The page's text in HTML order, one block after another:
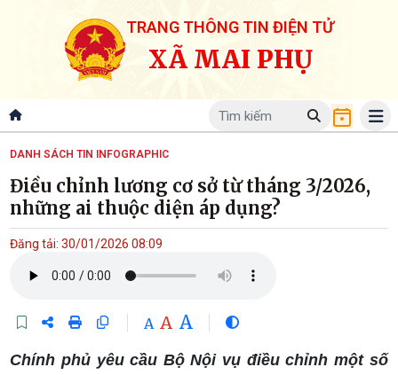
TRANG THÔNG TIN ĐIỆN TỬ
XÃ MAI PHỤ
DANH SÁCH TIN INFOGRAPHIC
Điều chỉnh lương cơ sở từ tháng 3/2026,
những ai thuộc diện áp dụng?
Đăng tải: 30/01/2026 08:09
A A A
Chính phủ yêu cầu Bộ Nội vụ điều chỉnh một số